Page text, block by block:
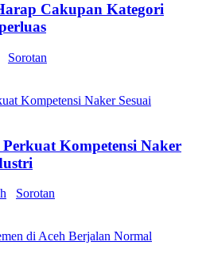
Cakupan Kategori
Sorotan
Kompetensi Naker
Sorotan